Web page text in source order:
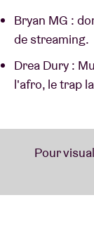
Bryan MG :
de streaming.
Drea Dury :
l'afro, le trap